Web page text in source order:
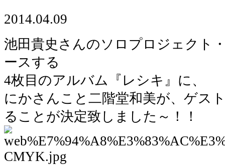
2014.04.09
池田貴史さんのソロプロジェクト
ースする
4枚目のアルバム『レシキ』に、
にかさんこと二階堂和美が、ゲス
ることが決定致しました～！！